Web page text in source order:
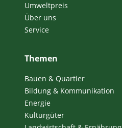
Umweltpreis
Über uns
Service
Themen
Bauen & Quartier
Bildung & Kommunikation
Energie
Kulturgüter